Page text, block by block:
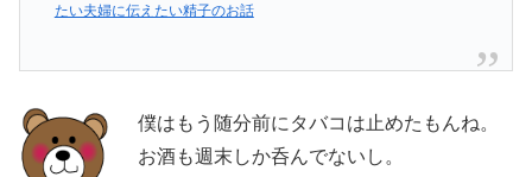
たい夫婦に伝えたい精子のお話
僕はもう随分前にタバコは止めたもんね。
お酒も週末しか呑んでないし。